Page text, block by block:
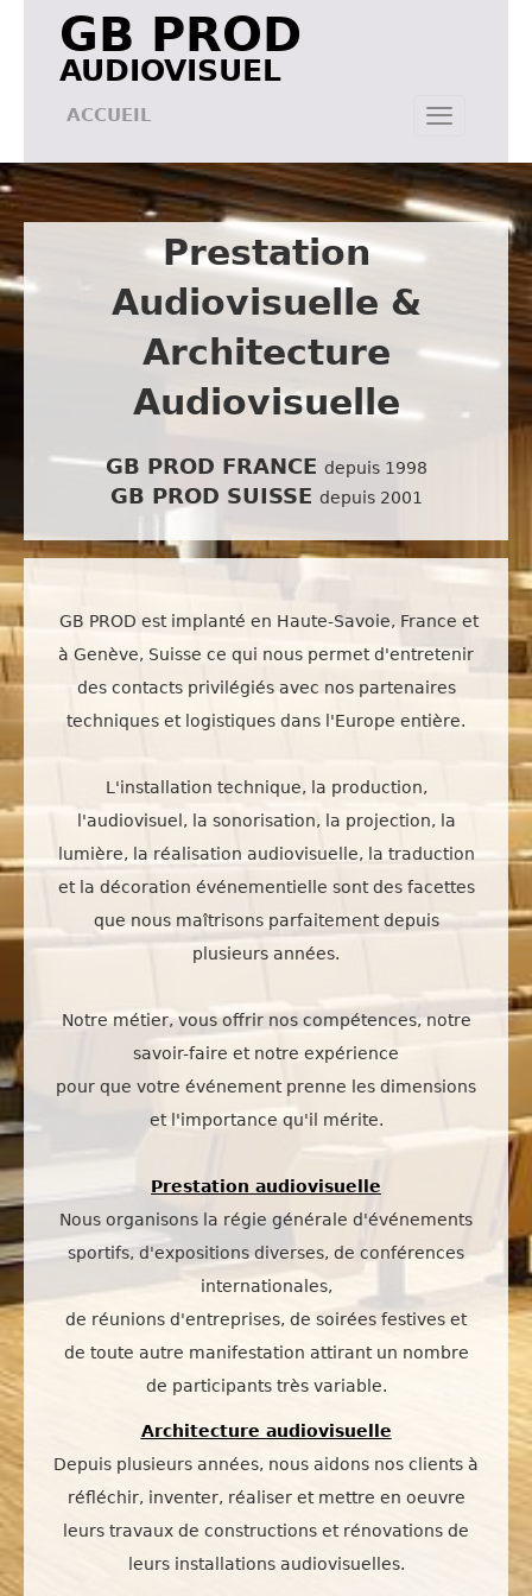
GB PROD
AUDIOVISUEL
ACCUEIL
Prestation
Audiovisuelle &
Architecture
Audiovisuelle
GB PROD FRANCE depuis 1998
GB PROD SUISSE depuis 2001
GB PROD est implanté en Haute-Savoie, France et
à Genève, Suisse ce qui nous permet d'entretenir
des contacts privilégiés avec nos partenaires
techniques et logistiques dans l'Europe entière.
L'installation technique, la production,
l'audiovisuel, la sonorisation, la projection, la
lumière, la réalisation audiovisuelle, la traduction
et la décoration événementielle sont des facettes
que nous maîtrisons parfaitement depuis
plusieurs années.
Notre métier, vous offrir nos compétences, notre
savoir-faire et notre expérience
pour que votre événement prenne les dimensions
et l'importance qu'il mérite.
Prestation audiovisuelle
Nous organisons la régie générale d'événements
sportifs, d'expositions diverses, de conférences
internationales,
de réunions d'entreprises, de soirées festives et
de toute autre manifestation attirant un nombre
de participants très variable.
Architecture audiovisuelle
Depuis plusieurs années, nous aidons nos clients à
réfléchir, inventer, réaliser et mettre en oeuvre
leurs travaux de constructions et rénovations de
leurs installations audiovisuelles.